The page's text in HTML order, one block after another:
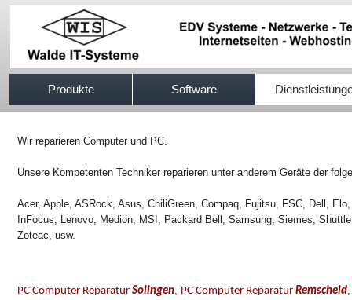
Produkte Software
Wir reparieren Computer und PC.
Unsere Kompetenten Techniker reparieren unter anderem Geräte der
Acer, Apple, ASRock, Asus, ChiliGreen, Compaq, Fujitsu, FSC, Dell,
InFocus, Lenovo, Medion, MSI, Packard Bell, Samsung, Siemes,
Zoteac, usw.
PC Computer Reparatur Solingen, PC Computer Reparatur Remscheid